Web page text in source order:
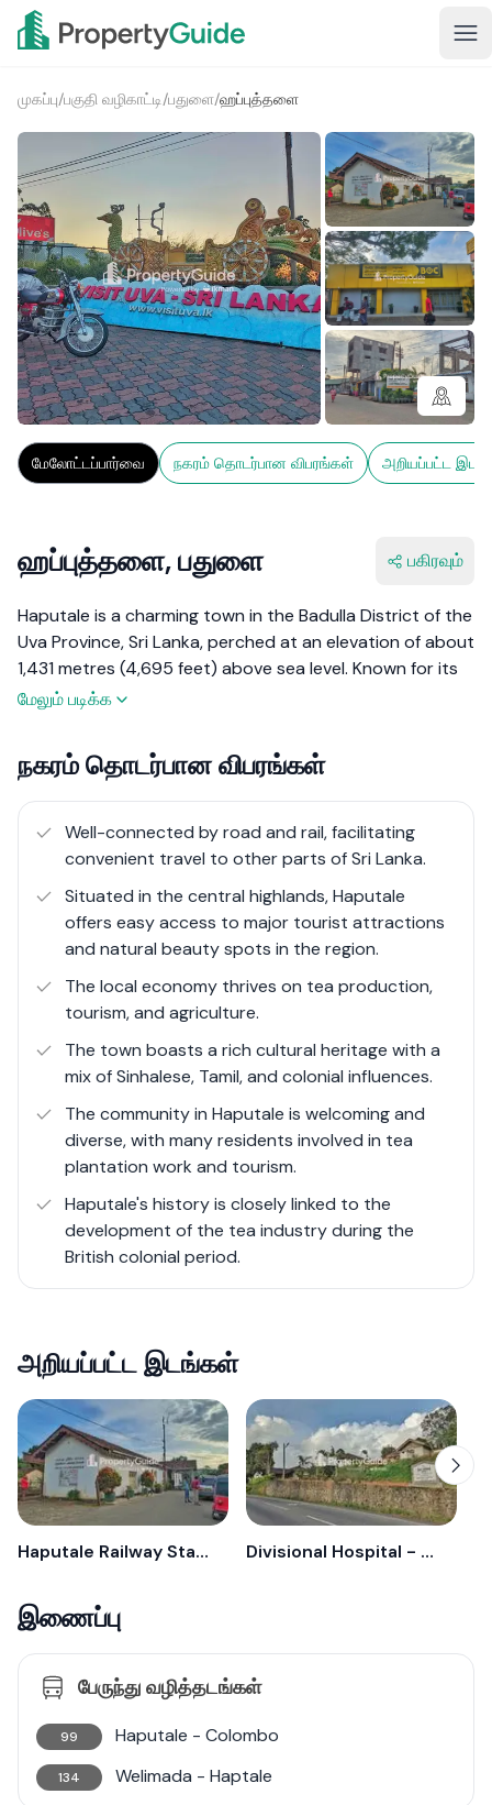
முகப்பு/பகுதி வழிகாட்டி/பதுளை/ஹப்புத்தளை
6+
மேலோட்டப்பார்வை நகரம் தொடர்பான விபரங்கள் அறியப்பட்ட
ஹப்புத்தளை, பதுளை பகிரவும்
Haputale is a charming town in the Badulla District of the
Uva Province, Sri Lanka, perched at an elevation of about
1,431 metres (4,695 feet) above sea level. Known for its
cool climate, lush tea plantations, and panoramic views,
seekers alike. The town's strategic location on the
southern edge of Sri Lanka's central highlands offers
breathtaking views of the southern plains and the Indian
Ocean on clear days.
industry established during the British colonial period.
The town is surrounded by verdant tea estates,
including the famous Dambatenne Tea Estate founded
by Sir Thomas Lipton. The area is also known for its
diverse flora and fauna, making it a popular destination
Lipton's Seat, exploring colonial-era bungalows, or
simply enjoying the serene environment, Haputale
provides a unique and memorable experience.
மேலும் படிக்க
நகரம் தொடர்பான விபரங்கள்
Well-connected by road and rail, facilitating
convenient travel to other parts of Sri Lanka.
Situated in the central highlands, Haputale
offers easy access to major tourist attractions
and natural beauty spots in the region.
The local economy thrives on tea production,
tourism, and agriculture.
The town boasts a rich cultural heritage with a
mix of Sinhalese, Tamil, and colonial influences.
The community in Haputale is welcoming and
diverse, with many residents involved in tea
plantation work and tourism.
Haputale's history is closely linked to the
development of the tea industry during the
British colonial period.
அறியப்பட்ட இடங்கள்
Haputale Railway Station Divisional Hospital - Haputale
இணைப்பு
பேருந்து வழித்தடங்கள்
99 Haputale - Colombo
134 Welimada - Haptale